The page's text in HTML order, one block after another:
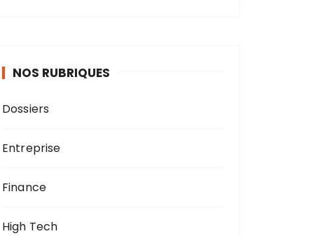
NOS RUBRIQUES
Dossiers
Entreprise
Finance
High Tech